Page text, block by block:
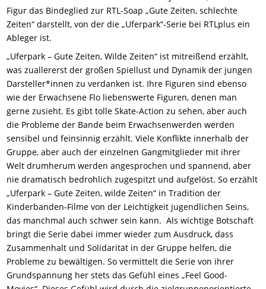
Figur das Bindeglied zur RTL-Soap „Gute Zeiten, schlechte
Zeiten“ darstellt, von der die „Uferpark“-Serie bei RTLplus ein
Ableger ist.
„Uferpark – Gute Zeiten, Wilde Zeiten“ ist mitreißend erzählt,
was zuallererst der großen Spiellust und Dynamik der jungen
Darsteller*innen zu verdanken ist. Ihre Figuren sind ebenso
wie der Erwachsene Flo liebenswerte Figuren, denen man
gerne zusieht. Es gibt tolle Skate-Action zu sehen, aber auch
die Probleme der Bande beim Erwachsenwerden werden
sensibel und feinsinnig erzählt. Viele Konflikte innerhalb der
Gruppe, aber auch der einzelnen Gangmitglieder mit ihrer
Welt drumherum werden angesprochen und spannend, aber
nie dramatisch bedrohlich zugespitzt und aufgelöst. So erzählt
„Uferpark – Gute Zeiten, wilde Zeiten“ in Tradition der
Kinderbanden-Filme von der Leichtigkeit jugendlichen Seins,
das manchmal auch schwer sein kann. Als wichtige Botschaft
bringt die Serie dabei immer wieder zum Ausdruck, dass
Zusammenhalt und Solidarität in der Gruppe helfen, die
Probleme zu bewältigen. So vermittelt die Serie von ihrer
Grundspannung her stets das Gefühl eines „Feel Good-